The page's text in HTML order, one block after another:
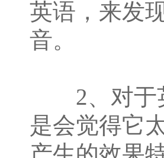
英语，来发
音。
2、对于英
是会觉得它